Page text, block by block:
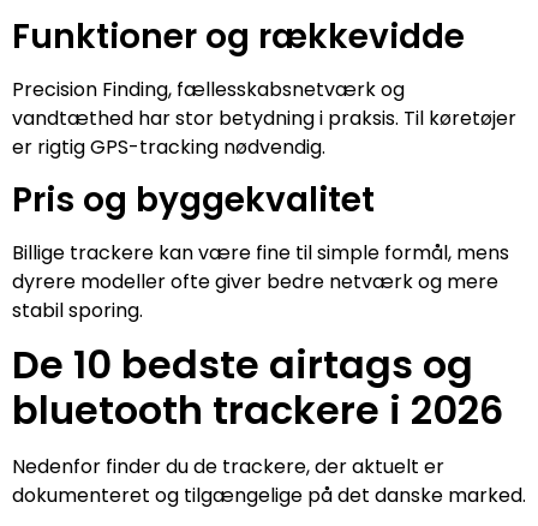
Funktioner og rækkevidde
Precision Finding, fællesskabsnetværk og
vandtæthed har stor betydning i praksis. Til køretøjer
er rigtig GPS-tracking nødvendig.
Pris og byggekvalitet
Billige trackere kan være fine til simple formål, mens
dyrere modeller ofte giver bedre netværk og mere
stabil sporing.
De 10 bedste airtags og
bluetooth trackere i 2026
Nedenfor finder du de trackere, der aktuelt er
dokumenteret og tilgængelige på det danske marked.